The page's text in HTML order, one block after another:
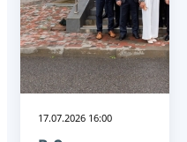
17.07.2026 16:00